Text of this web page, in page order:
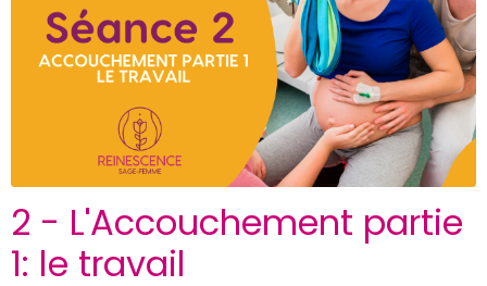
2 - L'Accouchement partie
1: le travail